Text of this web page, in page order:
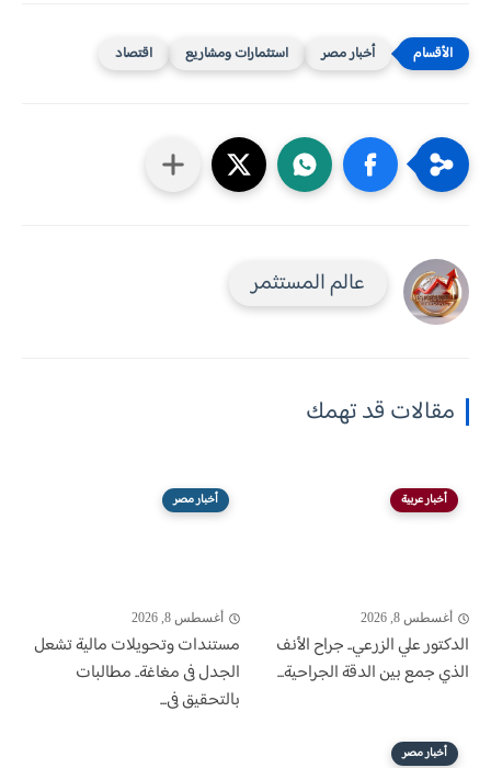
أخبار مصر استثمارات ومشاريع اقتصاد
عالم المستثمر
مقالات قد تهمك
أخبار عربية
أغسطس 8, 2026
الدكتور علي الزرعي.. جراح الأنف
الذي جمع بين الدقة الجراحية...
أخبار مصر
أغسطس 8, 2026
مستندات وتحويلات مالية تشعل
الجدل فى مغاغة.. مطالبات
بالتحقيق فى...
أخبار مصر